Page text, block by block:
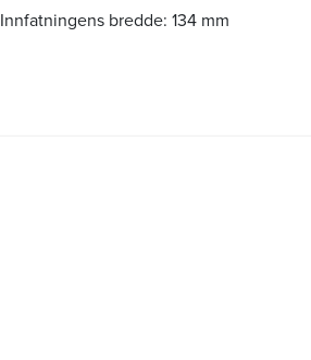
Innfatningens bredde: 134 mm